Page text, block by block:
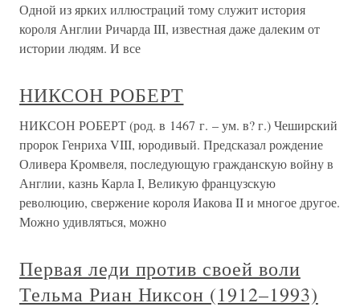
Одной из ярких иллюстраций тому служит история
короля Англии Ричарда III, известная даже далеким от
истории людям. И все
НИКСОН РОБЕРТ
НИКСОН РОБЕРТ (род. в 1467 г. – ум. в? г.) Чеширский
пророк Генриха VIII, юродивый. Предсказал рождение
Оливера Кромвеля, последующую гражданскую войну в
Англии, казнь Карла I, Великую французскую
революцию, свержение короля Иакова II и многое другое.
Можно удивляться, можно
Первая леди против своей воли
Тельма Риан Никсон (1912–1993)